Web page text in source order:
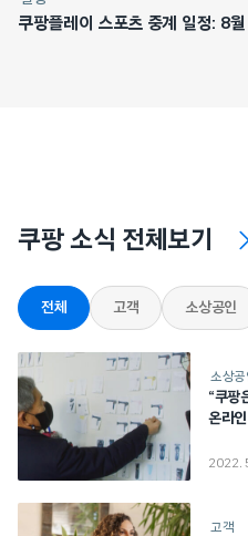
쿠팡플레이 스포츠 중계 일정: 8
쿠팡 소식 전체보기
전체 고객 소상공인
소상공
“쿠팡
온라
2022.
고객